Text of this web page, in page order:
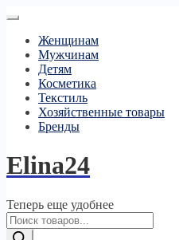
Женщинам
Мужчинам
Детям
Косметика
Текстиль
Хозяйственные товары
Бренды
Elina24
Теперь еще удобнее
Поиск
товаров